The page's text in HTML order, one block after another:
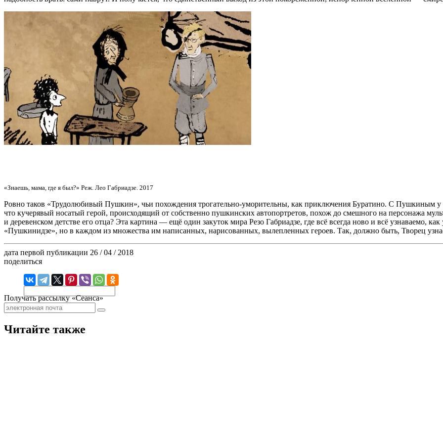
«Знаешь, мама, где я был?» Реж. Лео Габриадзе. 2017
Ровно таков «Трудолюбивый Пушкин», чьи похождения трогательно-уморительны, как приключения Буратино. С Пушкиным у
что кучерявый носатый герой, происходящий от собственно пушкинских автопортретов, похож до смешного на персонажа
и деревенском детстве его отца? Эта картина — ещё один закуток мира Резо Габриадзе, где всё всегда ново и всё узнаваемо,
«Пушкинидзе», но в каждом из множества им написанных, нарисованных, вылепленных героев. Так, должно быть, Творец
дата первой публикации 26 / 04 / 2018
поделиться
Получать рассылку «Сеанса»
Читайте также